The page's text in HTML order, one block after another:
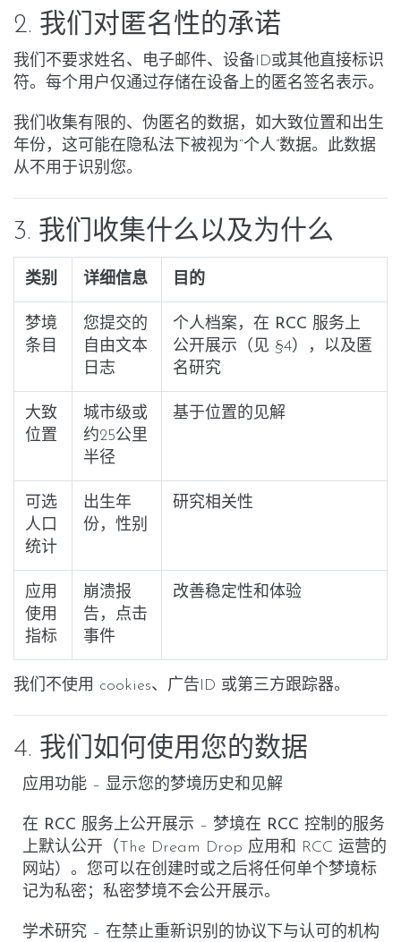
2. 我们对匿名性的承诺
我们不要求姓名、电子邮件、设备ID或其他直接标识
符。每个用户仅通过存储在设备上的 匿名签名表示。
我们收集有限的、伪匿名的数据，如大致位置和出生
年份，这可能在隐私法下被视为“个人”数据。此数据
从不用于识别您。
3. 我们收集什么以及为什么
类别 详细信息 目的
梦境
条目
您提交的
自由文本
日志
个人档案， 在 RCC 服务上
公开展示 （见 §4），以及匿
名研究
大致
位置
城市级或
约25公里
半径
基于位置的见解
可选
人口
统计
出生年
份，性别
研究相关性
应用
使用
指标
崩溃报
告，点击
事件
改善稳定性和体验
我们不使用 cookies、广告ID 或第三方跟踪器。
4. 我们如何使用您的数据
应用功能 – 显示您的梦境历史和见解
在 RCC 服务上公开展示 – 梦境在 RCC 控制的服务
上默认公开 （The Dream Drop 应用和 RCC 运营的
网站）。您可以在创建时或之后将任何单个梦境标
记为私密 ；私密梦境不会公开展示。
学术研究 – 在禁止重新识别的协议下与认可的机构